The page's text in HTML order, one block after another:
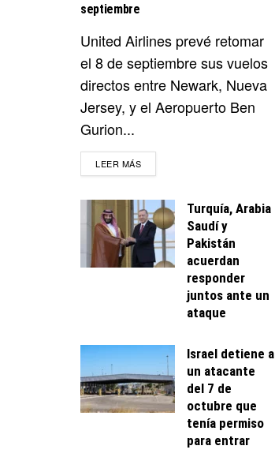
septiembre
United Airlines prevé retomar
el 8 de septiembre sus vuelos
directos entre Newark, Nueva
Jersey, y el Aeropuerto Ben
Gurion...
LEER MÁSDETAILS
Turquía, Arabia
Saudí y
Pakistán
acuerdan
responder
juntos ante un
ataque
Israel detiene a
un atacante
del 7 de
octubre que
tenía permiso
para entrar